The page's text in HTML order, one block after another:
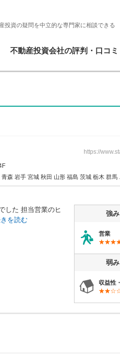
投資の疑問を中立的な専門家に相談できる
不動産投資会社の評判・口コミ
森 岩手 宮城 秋田 山形 福島 茨城 栃木 群馬
https://
した 担当営業のヒ
を読む
強み
営業
弱み
収益性